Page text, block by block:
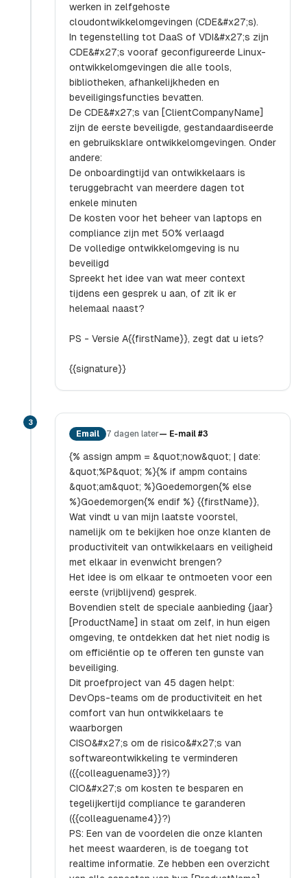
werken in zelfgehoste
cloudontwikkelomgevingen (CDE&#x27;s).
In tegenstelling tot DaaS of VDI&#x27;s zijn
CDE&#x27;s vooraf geconfigureerde Linux-
ontwikkelomgevingen die alle tools,
bibliotheken, afhankelijkheden en
beveiligingsfuncties bevatten.
De CDE&#x27;s van [ClientCompanyName]
zijn de eerste beveiligde, gestandaardiseerde
en gebruiksklare ontwikkelomgevingen. Onder
andere:
De onboardingtijd van ontwikkelaars is
teruggebracht van meerdere dagen tot
enkele minuten
De kosten voor het beheer van laptops en
compliance zijn met 50% verlaagd
De volledige ontwikkelomgeving is nu
beveiligd
Spreekt het idee van wat meer context
tijdens een gesprek u aan, of zit ik er
helemaal naast?
PS - Versie A{{firstName}}, zegt dat u iets?
{{signature}}
3
Email 7 dagen later— E-mail #3
{% assign ampm = &quot;now&quot; | date:
&quot;%P&quot; %}{% if ampm contains
&quot;am&quot; %}Goedemorgen{% else
%}Goedemorgen{% endif %} {{firstName}},
Wat vindt u van mijn laatste voorstel,
namelijk om te bekijken hoe onze klanten de
productiviteit van ontwikkelaars en veiligheid
met elkaar in evenwicht brengen?
Het idee is om elkaar te ontmoeten voor een
eerste (vrijblijvend) gesprek.
Bovendien stelt de speciale aanbieding {jaar}
[ProductName] in staat om zelf, in hun eigen
omgeving, te ontdekken dat het niet nodig is
om efficiëntie op te offeren ten gunste van
beveiliging.
Dit proefproject van 45 dagen helpt:
DevOps-teams om de productiviteit en het
comfort van hun ontwikkelaars te
waarborgen
CISO&#x27;s om de risico&#x27;s van
softwareontwikkeling te verminderen
({{colleaguename3}}?)
CIO&#x27;s om kosten te besparen en
tegelijkertijd compliance te garanderen
({{colleaguename4}}?)
PS: Een van de voordelen die onze klanten
het meest waarderen, is de toegang tot
realtime informatie. Ze hebben een overzicht